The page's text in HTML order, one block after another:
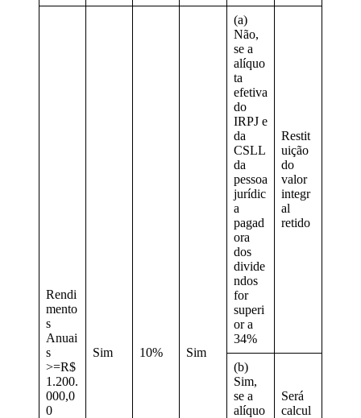
Rendi
mento
s
Anuai
s
>=R$
1.200.
000,0
0
Sim 10% Sim
(a)
Não,
se a
alíquo
ta
efetiva
do
IRPJ e
da
CSLL
da
pessoa
jurídic
a
pagad
ora
dos
divide
ndos
for
superi
or a
34%
Restit
uição
do
valor
integr
al
retido
(b)
Sim,
se a
alíquo
Será
calcul